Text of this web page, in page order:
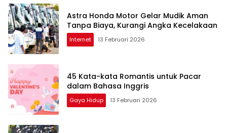
Astra Honda Motor Gelar Mudik Aman
Tanpa Biaya, Kurangi Angka Kecelakaan
Internet 13 Februari 2026
45 Kata-kata Romantis untuk Pacar
dalam Bahasa Inggris
Gaya Hidup 13 Februari 2026